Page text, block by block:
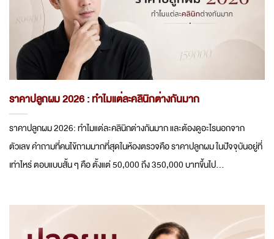
ราคาปลูกผม 2026 : ทำไมแต่ละคลินิกต่างกันมาก
ราคาปลูกผม 2026: ทำไมแต่ละคลินิกต่างกันมาก และต้องดูอะไรนอกจาก
ตัวเลข คำถามที่คนไข้ถามมากที่สุดในห้องตรวจคือ ราคาปลูกผม ในปัจจุบันอยู่ที่
เท่าไหร่ ตอบแบบสั้น ๆ คือ ตั้งแต่ 50,000 ถึง 350,000 บาทขึ้นไป...